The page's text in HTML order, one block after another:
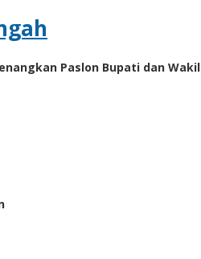
Paslon Bupati dan Wakil